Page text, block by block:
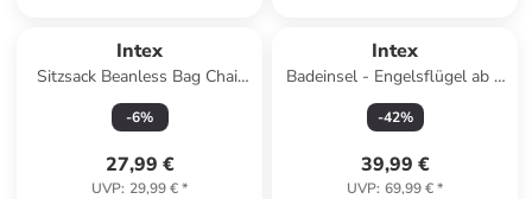
Intex
Sitzsack Beanless Bag Chair
creme 137x127x74cm in grau
-6%
27,99 €
UVP: 29,99 €*
Intex
Badeinsel - Engelsflügel ab 2
Jahr/e in bunt
-42%
39,99 €
UVP: 69,99 €*